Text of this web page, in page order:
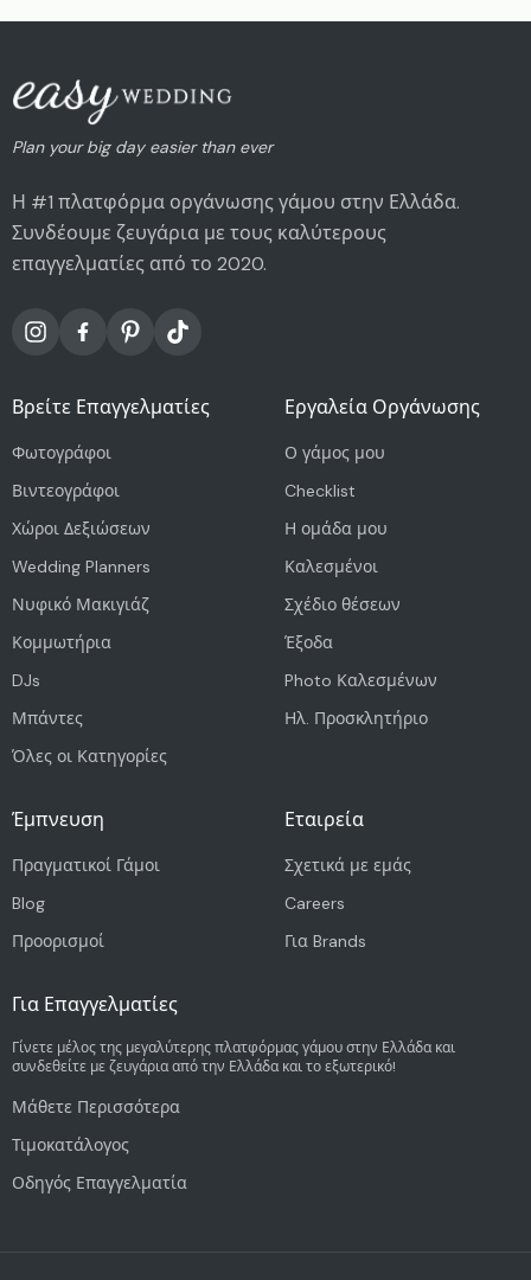
Plan your big day easier than ever
Η #1 πλατφόρμα οργάνωσης γάμου στην Ελλάδα.
Συνδέουμε ζευγάρια με τους καλύτερους
επαγγελματίες από το 2020.
Βρείτε Επαγγελματίες
Φωτογράφοι
Βιντεογράφοι
Χώροι Δεξιώσεων
Wedding Planners
Νυφικό Μακιγιάζ
Κομμωτήρια
DJs
Μπάντες
Όλες οι Κατηγορίες
Εργαλεία Οργάνωσης
Ο γάμος μου
Checklist
Η ομάδα μου
Καλεσμένοι
Σχέδιο θέσεων
Έξοδα
Photo Καλεσμένων
Ηλ. Προσκλητήριο
Έμπνευση
Πραγματικοί Γάμοι
Blog
Προορισμοί
Εταιρεία
Σχετικά με εμάς
Careers
Για Brands
Για Επαγγελματίες
Γίνετε μέλος της μεγαλύτερης πλατφόρμας γάμου στην Ελλάδα και
συνδεθείτε με ζευγάρια από την Ελλάδα και το εξωτερικό!
Μάθετε Περισσότερα
Τιμοκατάλογος
Οδηγός Επαγγελματία